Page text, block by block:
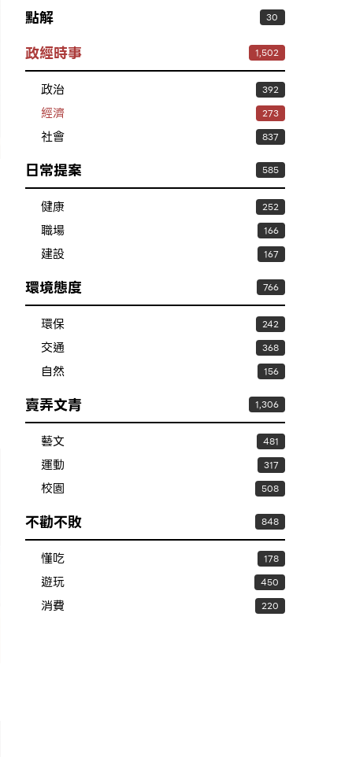
點解 30
政經時事 1,502
政治 392
經濟 273
社會 837
日常提案 585
健康 252
職場 166
建設 167
環境態度 766
環保 242
交通 368
自然 156
賣弄文青 1,306
藝文 481
運動 317
校園 508
不勸不敗 848
懂吃 178
遊玩 450
消費 220